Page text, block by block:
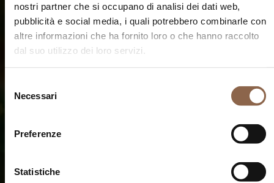
nostri partner che si occupano di analisi dei dati web,
pubblicità e social media, i quali potrebbero combinarle con
altre informazioni che ha fornito loro o che hanno raccolto
dal suo utilizzo dei loro servizi.
delNecessari
Preferenze
Statistiche